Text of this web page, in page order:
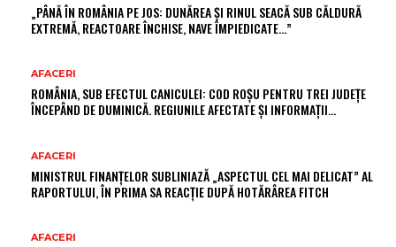
„PÂNĂ ÎN ROMÂNIA PE JOS: DUNĂREA ȘI RINUL SEACĂ SUB CĂLDURĂ
EXTREMĂ, REACTOARE ÎNCHISE, NAVE ÎMPIEDICATE…”
AFACERI
ROMÂNIA, SUB EFECTUL CANICULEI: COD ROȘU PENTRU TREI JUDEȚE
ÎNCEPÂND DE DUMINICĂ. REGIUNILE AFECTATE ȘI INFORMAȚII…
AFACERI
MINISTRUL FINANȚELOR SUBLINIAZĂ „ASPECTUL CEL MAI DELICAT” AL
RAPORTULUI, ÎN PRIMA SA REACȚIE DUPĂ HOTĂRÂREA FITCH
AFACERI